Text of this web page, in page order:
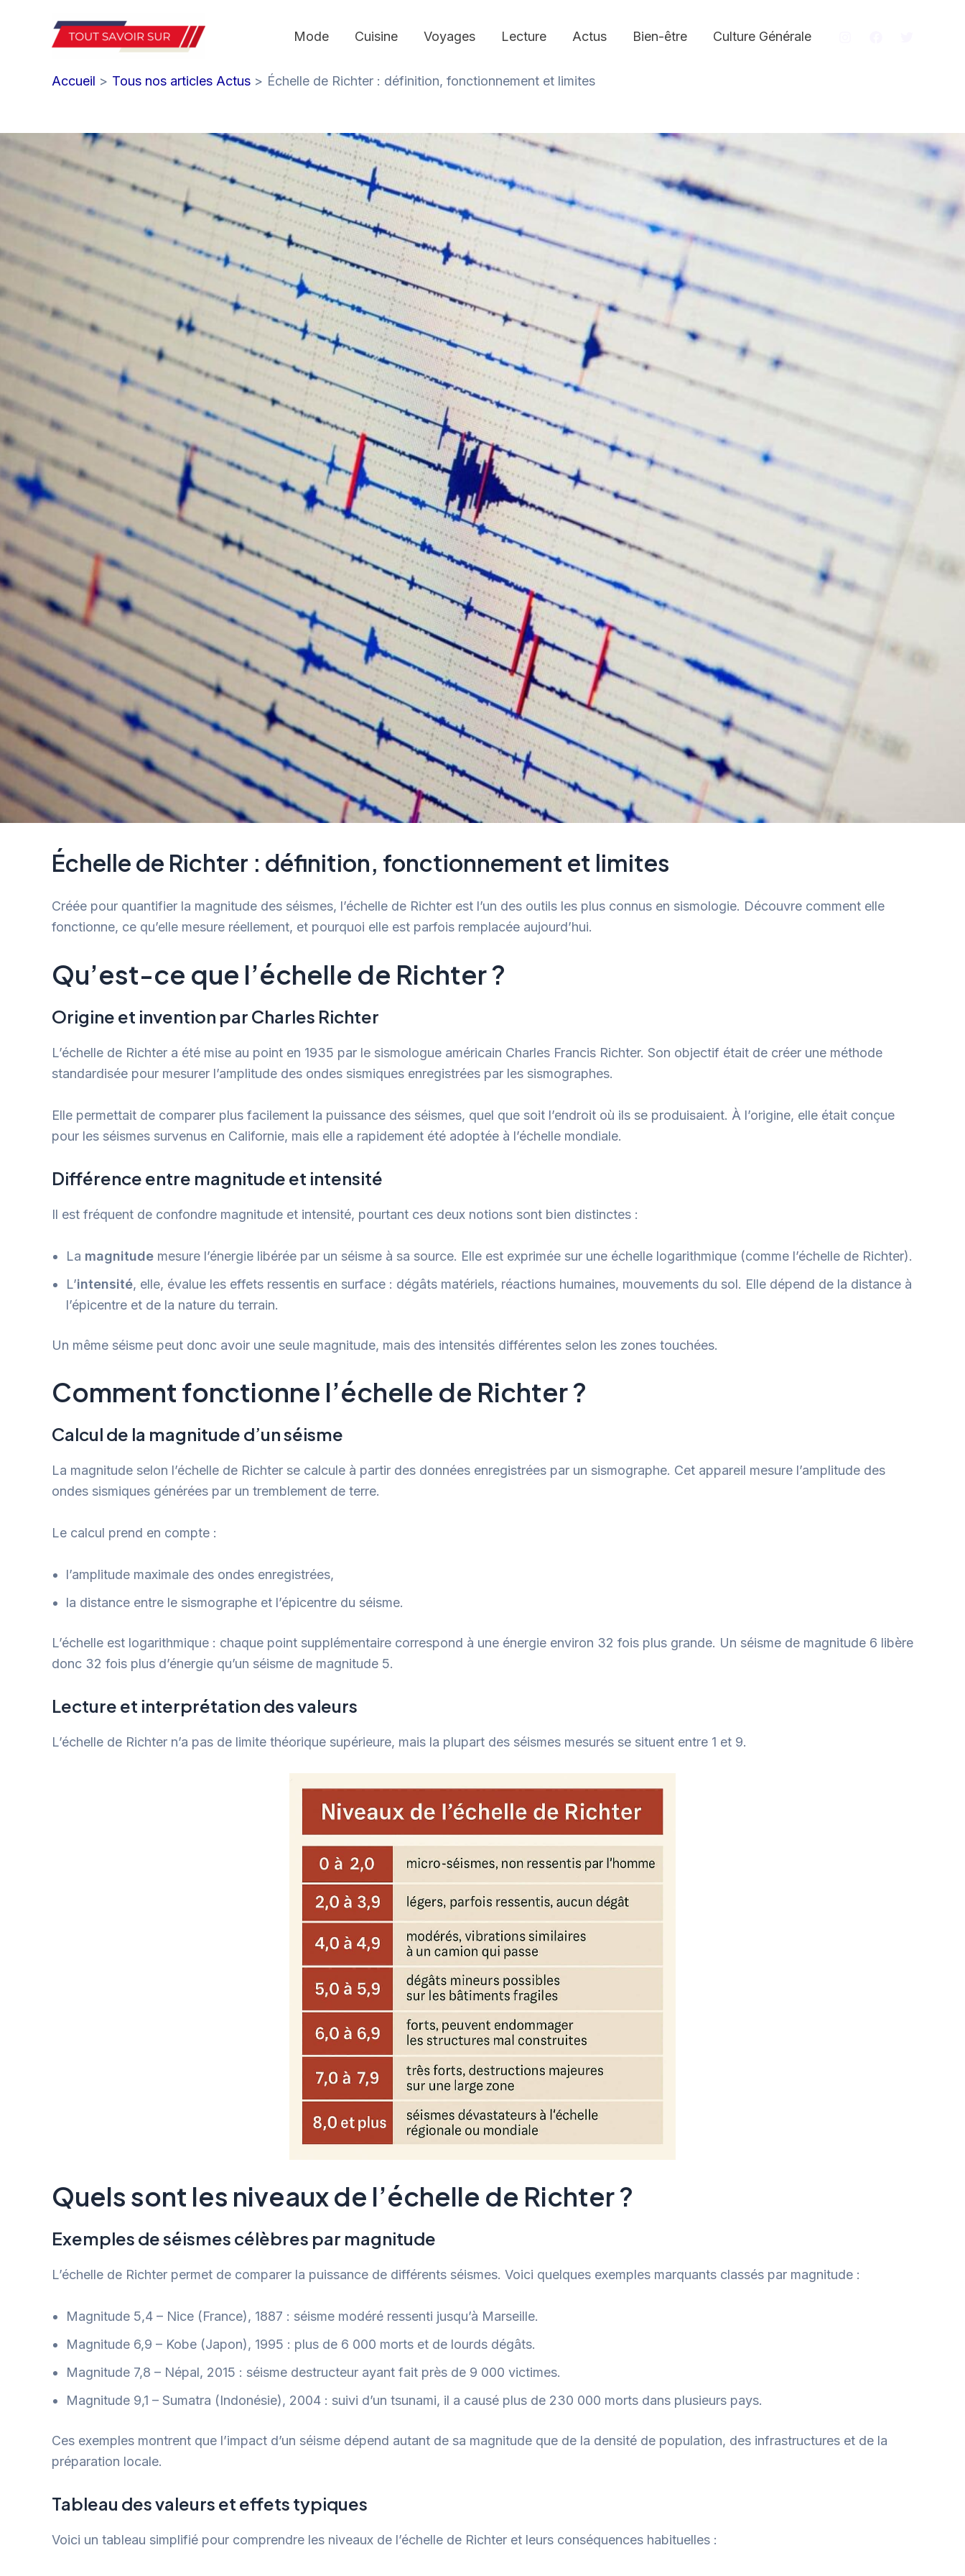
Mode Cuisine Voyages Lecture Actus Bien-être Culture Générale
Accueil Tous nos articles Actus Échelle de Richter : définition, fonctionnement et limites
Échelle de Richter : définition, fonctionnement et limites
Créée pour quantifier la magnitude des séismes, l’échelle de Richter est l’un des outils les plus connus en sismologie. Découvre comment elle
fonctionne, ce qu’elle mesure réellement, et pourquoi elle est parfois remplacée aujourd’hui.
Qu’est-ce que l’échelle de Richter ?
Origine et invention par Charles Richter
L’échelle de Richter a été mise au point en 1935 par le sismologue américain Charles Francis Richter. Son objectif était de créer une méthode
standardisée pour mesurer l’amplitude des ondes sismiques enregistrées par les sismographes.
Elle permettait de comparer plus facilement la puissance des séismes, quel que soit l’endroit où ils se produisaient. À l’origine, elle était conçue
pour les séismes survenus en Californie, mais elle a rapidement été adoptée à l’échelle mondiale.
Différence entre magnitude et intensité
Il est fréquent de confondre magnitude et intensité, pourtant ces deux notions sont bien distinctes :
La magnitude mesure l’énergie libérée par un séisme à sa source. Elle est exprimée sur une échelle logarithmique (comme l’échelle de Richter).
L’intensité, elle, évalue les effets ressentis en surface : dégâts matériels, réactions humaines, mouvements du sol. Elle dépend de la distance à
l’épicentre et de la nature du terrain.
Un même séisme peut donc avoir une seule magnitude, mais des intensités différentes selon les zones touchées.
Comment fonctionne l’échelle de Richter ?
Calcul de la magnitude d’un séisme
La magnitude selon l’échelle de Richter se calcule à partir des données enregistrées par un sismographe. Cet appareil mesure l’amplitude des
ondes sismiques générées par un tremblement de terre.
Le calcul prend en compte :
l’amplitude maximale des ondes enregistrées,
la distance entre le sismographe et l’épicentre du séisme.
L’échelle est logarithmique : chaque point supplémentaire correspond à une énergie environ 32 fois plus grande. Un séisme de magnitude 6 libère
donc 32 fois plus d’énergie qu’un séisme de magnitude 5.
Lecture et interprétation des valeurs
L’échelle de Richter n’a pas de limite théorique supérieure, mais la plupart des séismes mesurés se situent entre 1 et 9.
Quels sont les niveaux de l’échelle de Richter ?
Exemples de séismes célèbres par magnitude
L’échelle de Richter permet de comparer la puissance de différents séismes. Voici quelques exemples marquants classés par magnitude :
Magnitude 5,4 – Nice (France), 1887 : séisme modéré ressenti jusqu’à Marseille.
Magnitude 6,9 – Kobe (Japon), 1995 : plus de 6 000 morts et de lourds dégâts.
Magnitude 7,8 – Népal, 2015 : séisme destructeur ayant fait près de 9 000 victimes.
Magnitude 9,1 – Sumatra (Indonésie), 2004 : suivi d’un tsunami, il a causé plus de 230 000 morts dans plusieurs pays.
Ces exemples montrent que l’impact d’un séisme dépend autant de sa magnitude que de la densité de population, des infrastructures et de la
préparation locale.
Tableau des valeurs et effets typiques
Voici un tableau simplifié pour comprendre les niveaux de l’échelle de Richter et leurs conséquences habituelles :